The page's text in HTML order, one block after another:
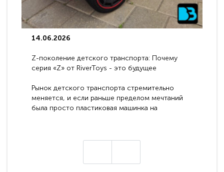
14.06.2026
Z-поколение детского транспорта: Почему
серия «Z» от RiverToys - это будущее
Рынок детского транспорта стремительно
меняется, и если раньше пределом мечтаний
была просто пластиковая машинка на